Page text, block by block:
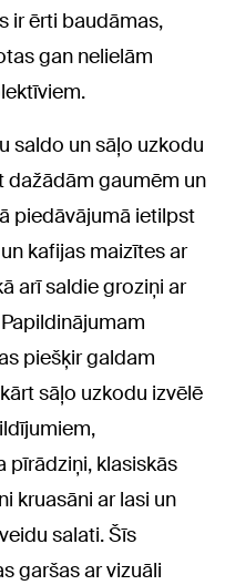
ir ērti baudāmas,
gan nelielām
saldo un sāļo uzkodu
dažādām gaumēm un
piedāvājumā ietilpst
kafijas maizītes ar
arī saldie groziņi ar
piešķir galdam
sāļo uzkodu izvēlē
pīrādziņi, klasiskās
kruasāni ar lasi un
salati. Šīs
garšas ar vizuāli